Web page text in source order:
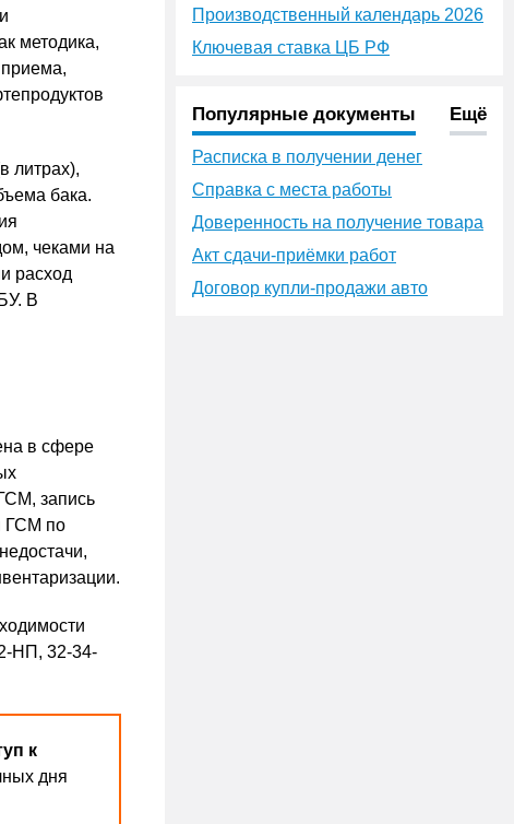
методика,
литрах),
бака.
чеками на
расход
В
в сфере
запись
ГСМ по
НП, 32-34-
к
дня
Производственный календарь 2026
Ключевая ставка ЦБ РФ
Популярные документы Ещё
Расписка в получении денег
Справка с места работы
Доверенность на получение товара
Акт сдачи-приёмки работ
Договор купли-продажи авто